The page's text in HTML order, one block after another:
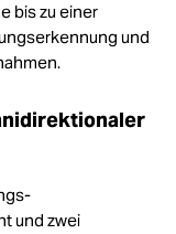
bis zu einer
und
und zwei